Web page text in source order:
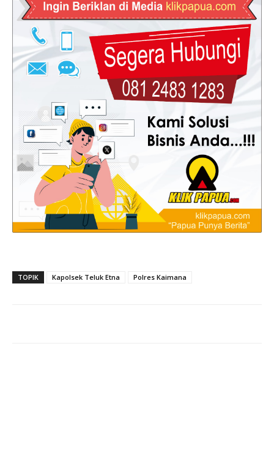
TOPIK Kapolsek Teluk Etna Polres Kaimana